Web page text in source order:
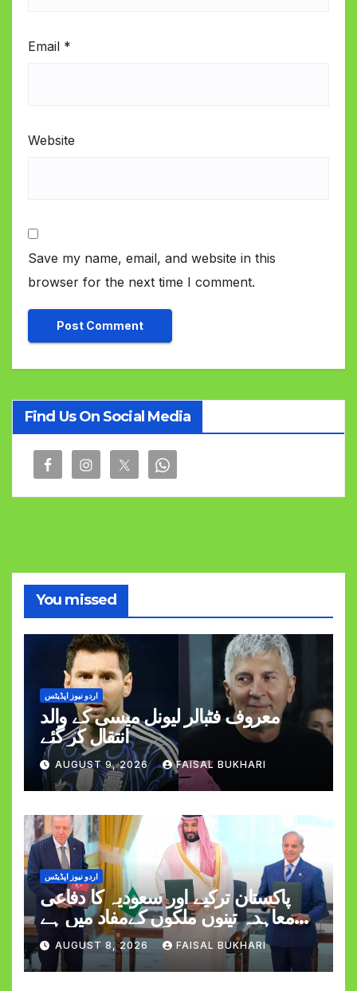
Email *
Website
Save my name, email, and website in this
browser for the next time I comment.
Find Us On Social Media
You missed
اردو نیوز اپڈیٹس
معروف فٹبالر لیونل میسی کے والد
انتقال کر گئے
AUGUST 9, 2026 FAISAL BUKHARI
اردو نیوز اپڈیٹس
پاکستان ترکیے اور سعودیہ کا دفاعی
معاہدہ تینوں ملکوں کےمفاد میں ہے
وزیراعظم شہبازشریف
AUGUST 8, 2026 FAISAL BUKHARI